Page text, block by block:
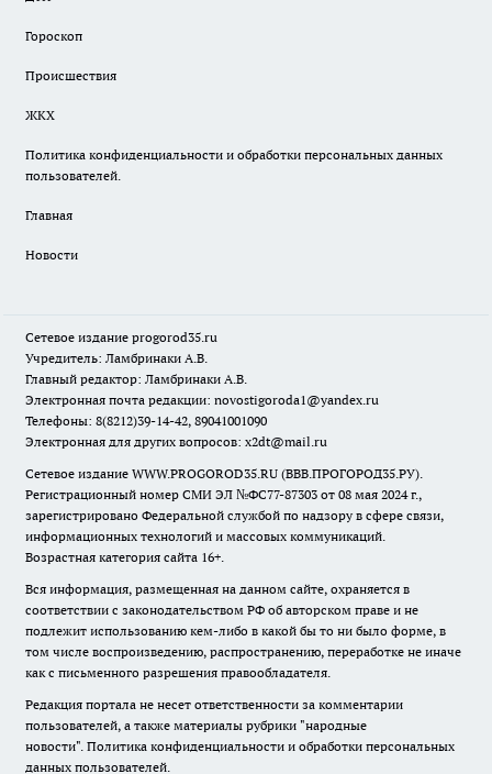
Гороскоп
Происшествия
ЖКХ
Политика конфиденциальности и обработки персональных данных
пользователей.
Главная
Новости
Сетевое издание progorod35.ru
Учредитель: Ламбринаки А.В.
Главный редактор: Ламбринаки А.В.
Электронная почта редакции: novostigoroda1@yandex.ru
Телефоны: 8(8212)39-14-42, 89041001090
Электронная для других вопросов: x2dt@mail.ru
Сетевое издание WWW.PROGOROD35.RU (ВВВ.ПРОГОРОД35.РУ).
Регистрационный номер СМИ ЭЛ №ФС77-87303 от 08 мая 2024 г.,
зарегистрировано Федеральной службой по надзору в сфере связи,
информационных технологий и массовых коммуникаций.
Возрастная категория сайта 16+.
Вся информация, размещенная на данном сайте, охраняется в
соответствии с законодательством РФ об авторском праве и не
подлежит использованию кем-либо в какой бы то ни было форме, в
том числе воспроизведению, распространению, переработке не иначе
как с письменного разрешения правообладателя.
Редакция портала не несет ответственности за комментарии
пользователей, а также материалы рубрики "народные
новости". Политика конфиденциальности и обработки персональных
данных пользователей.